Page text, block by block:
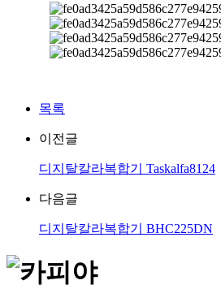
목록
이전글
디지탈칼라복합기 Taskalfa8124
다음글
디지탈칼라복합기 BHC225DN